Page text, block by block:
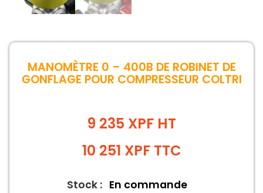
MANOMÈTRE 0 – 400B DE ROBINET DE
GONFLAGE POUR COMPRESSEUR COLTRI
9 235 XPF HT
10 251 XPFTTC
Stock : En commande